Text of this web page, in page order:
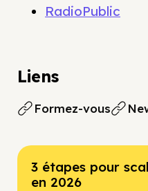
RadioPublic
Liens
Formez-vous
3 étapes pour
en 2026